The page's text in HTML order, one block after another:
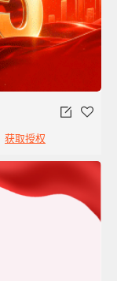
获取授权